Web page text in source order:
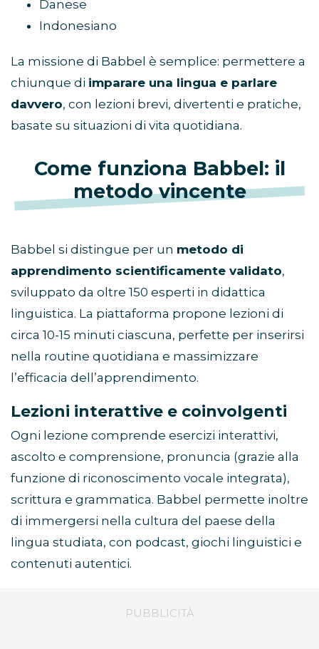
Danese
Indonesiano
La missione di Babbel è semplice: permettere a
chiunque di imparare una lingua e parlare
davvero, con lezioni brevi, divertenti e pratiche,
basate su situazioni di vita quotidiana.
Come funziona Babbel: il
metodo vincente
Babbel si distingue per un metodo di
apprendimento scientificamente validato,
sviluppato da oltre 150 esperti in didattica
linguistica. La piattaforma propone lezioni di
circa 10-15 minuti ciascuna, perfette per inserirsi
nella routine quotidiana e massimizzare
l’efficacia dell’apprendimento.
Lezioni interattive e coinvolgenti
Ogni lezione comprende esercizi interattivi,
ascolto e comprensione, pronuncia (grazie alla
funzione di riconoscimento vocale integrata),
scrittura e grammatica. Babbel permette inoltre
di immergersi nella cultura del paese della
lingua studiata, con podcast, giochi linguistici e
contenuti autentici.